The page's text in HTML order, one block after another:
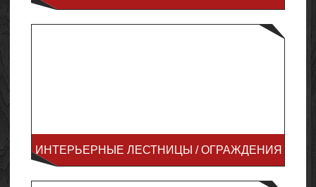
ИНТЕРЬЕРНЫЕ ЛЕСТНИЦЫ / ОГРАЖДЕНИЯ